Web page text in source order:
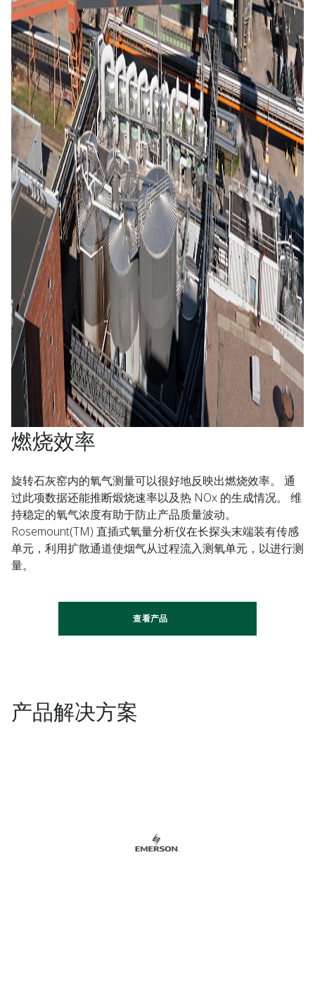
燃烧效率
旋转石灰窑内的氧气测量可以很好地反映出燃烧效率。 通
过此项数据还能推断煅烧速率以及热 NOx 的生成情况。 维
持稳定的氧气浓度有助于防止产品质量波动。
Rosemount(TM) 直插式氧量分析仪在长探头末端装有传感
单元，利用扩散通道使烟气从过程流入测氧单元，以进行测
量。
查看产品
产品解决方案